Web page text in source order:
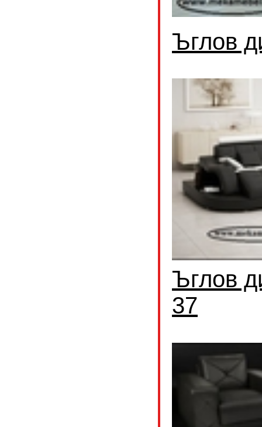
Ъглов
Ъглов
37